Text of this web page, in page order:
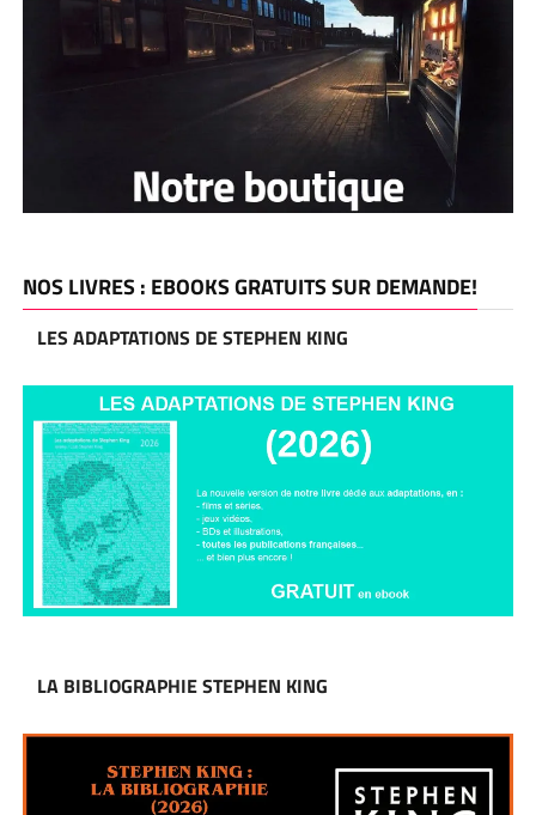
NOS LIVRES : EBOOKS GRATUITS SUR DEMANDE!
LES ADAPTATIONS DE STEPHEN KING
LA BIBLIOGRAPHIE STEPHEN KING